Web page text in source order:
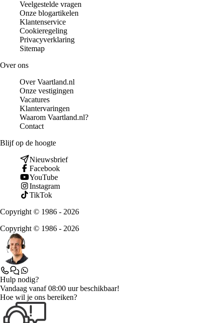
Veelgestelde vragen
Onze blogartikelen
Klantenservice
Cookieregeling
Privacyverklaring
Sitemap
Over ons
Over Vaartland.nl
Onze vestigingen
Vacatures
Klantervaringen
Waarom Vaartland.nl?
Contact
Blijf op de hoogte
Nieuwsbrief
Facebook
YouTube
Instagram
TikTok
Copyright © 1986 - 2026
Copyright © 1986 - 2026
Hulp nodig?
Vandaag vanaf 08:00 uur beschikbaar!
Hoe wil je ons bereiken?